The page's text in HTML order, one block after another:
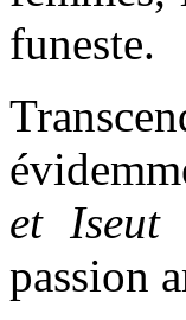
funeste.
et Iseut
passion